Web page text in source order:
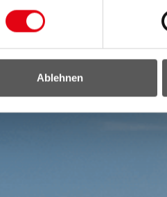
Ablehnen